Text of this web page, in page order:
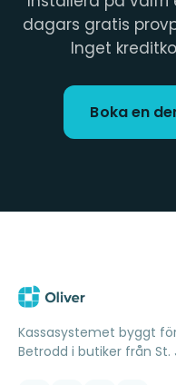
dagars gratis
Inget
Boka en
Kassasystemet byggt
Betrodd i butiker från St.